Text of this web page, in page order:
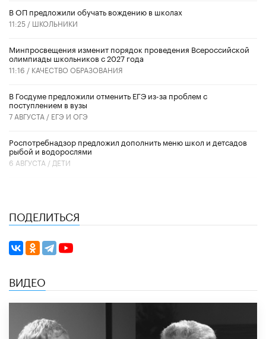
В ОП предложили обучать вождению в школах
11:25 / ШКОЛЬНИКИ
Минпросвещения изменит порядок проведения Всероссийской
олимпиады школьников с 2027 года
11:16 / КАЧЕСТВО ОБРАЗОВАНИЯ
В Госдуме предложили отменить ЕГЭ из-за проблем с
поступлением в вузы
7 АВГУСТА / ЕГЭ И ОГЭ
Роспотребнадзор предложил дополнить меню школ и детсадов
рыбой и водорослями
6 АВГУСТА / ДЕТИ
ПОДЕЛИТЬСЯ
ВИДЕО